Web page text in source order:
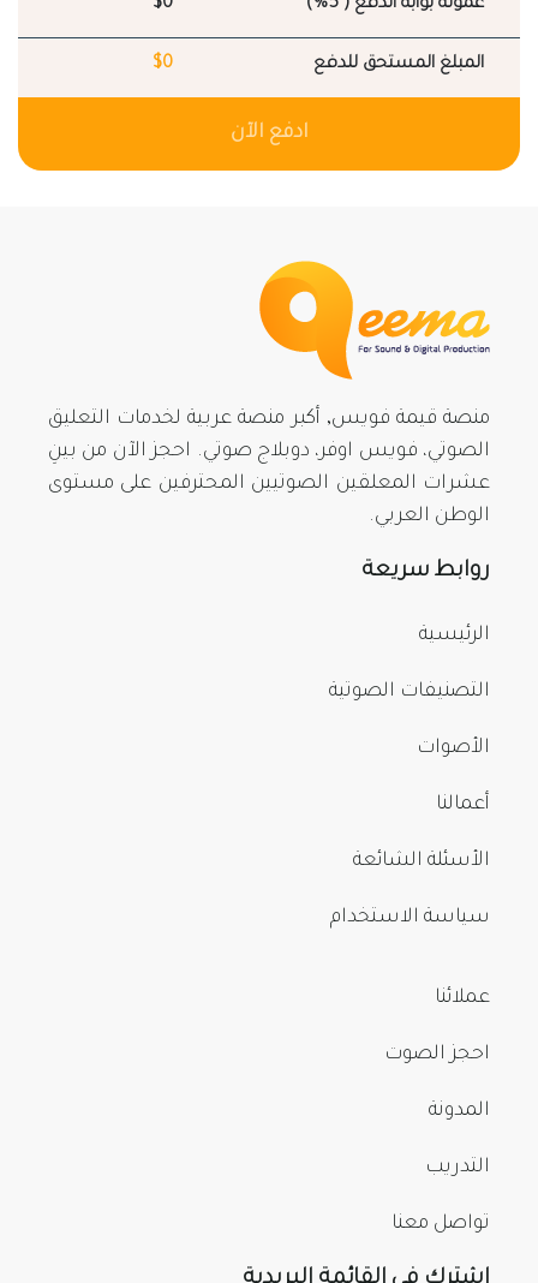
عمولة بوابة الدفع ( 5%)
$0
المبلغ المستحق للدفع $0
ادفع الآن
منصة قيمة فويس, أكبر منصة عربية لخدمات التعليق
الصوتي، فويس اوفر، دوبلاج صوتي. احجز الآن من بينِ
عشرات المعلقين الصوتيين المحترفين على مستوى
الوطن العربي.
روابط سريعة
الرئيسية
التصنيفات الصوتية
الأصوات
أعمالنا
الأسئلة الشائعة
سياسة الاستخدام
عملائنا
احجز الصوت
المدونة
التدريب
تواصل معنا